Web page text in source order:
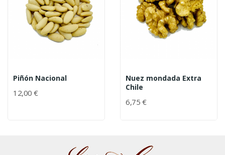
Piñón Nacional
12,00 €
Nuez mondada Extra
Chile
6,75 €